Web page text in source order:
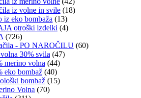
iz volne in svile (18)
iz eko bombaža (13)
otroški izdelki (4)
(726)
- PO NAROČILU (60)
30% svila (47)
merino volna (44)
eko bombaž (40)
bombaž (15)
Volna (70)